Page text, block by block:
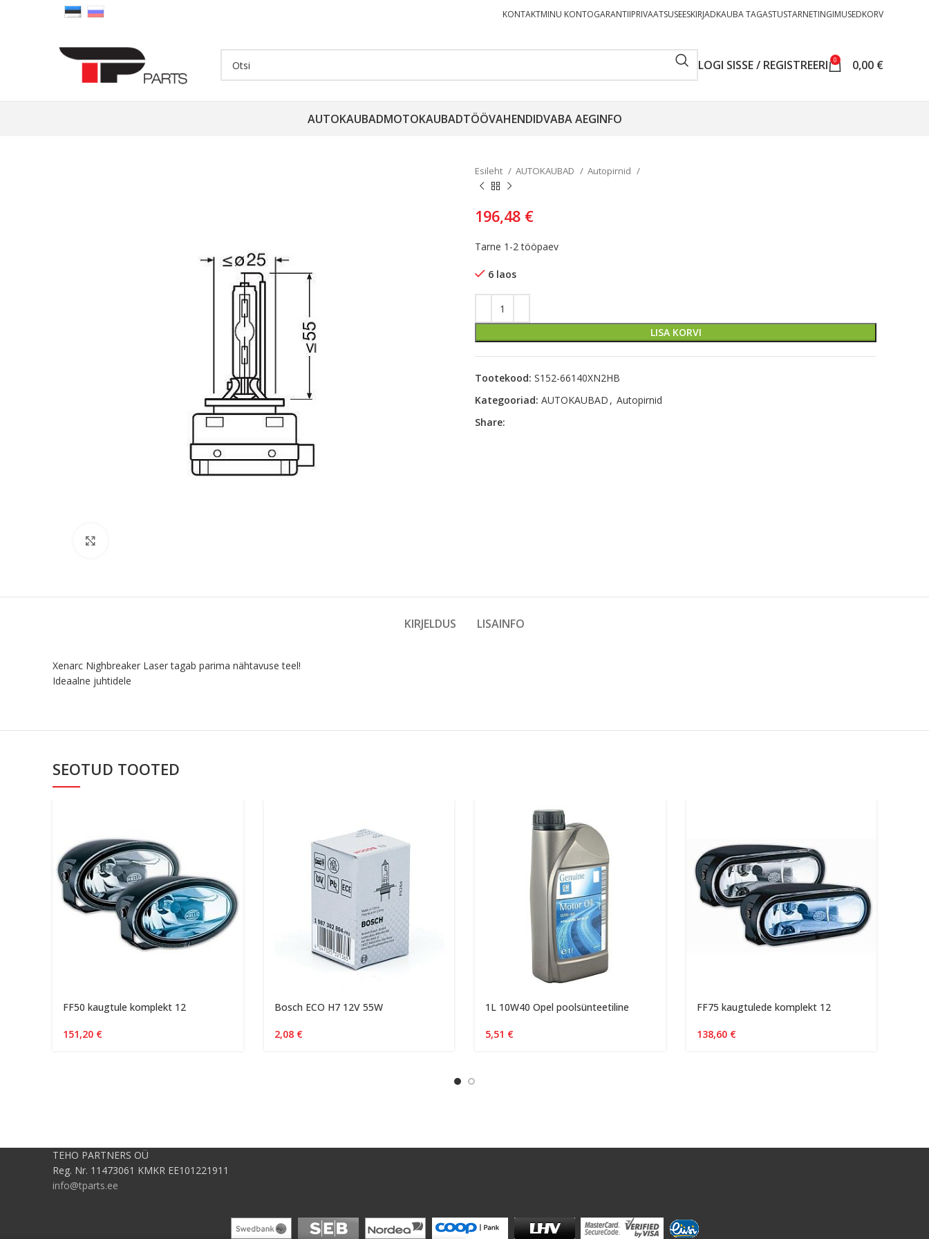
KONTAKTMINU KONTOGARANTIIPRIVAATSUSEESKIRJADKAUBA TAGASTUSTARNETINGIMUSEDKORV
LOGI SISSE / REGISTREERI 0 0,00 €
AUTOKAUBADMOTOKAUBADTÖÖVAHENDIDVABA AEGINFO
Esileht AUTOKAUBAD Autopirnid
196,48 €
Tarne 1-2 tööpaev
6 laos
LISA KORVI
Tootekood: S152-66140XN2HB
Kategooriad: AUTOKAUBAD , Autopirnid
Share:
KIRJELDUS LISAINFO
Xenarc Nighbreaker Laser tagab parima nähtavuse teel!
Ideaalne juhtidele
SEOTUD TOOTED
FF50 kaugtule komplekt 12
151,20 €
Bosch ECO H7 12V 55W
2,08 €
1L 10W40 Opel poolsünteetiline
5,51 €
FF75 kaugtulede komplekt 12
138,60 €
TEHO PARTNERS OÜ
Reg. Nr. 11473061 KMKR EE101221911
info@tparts.ee